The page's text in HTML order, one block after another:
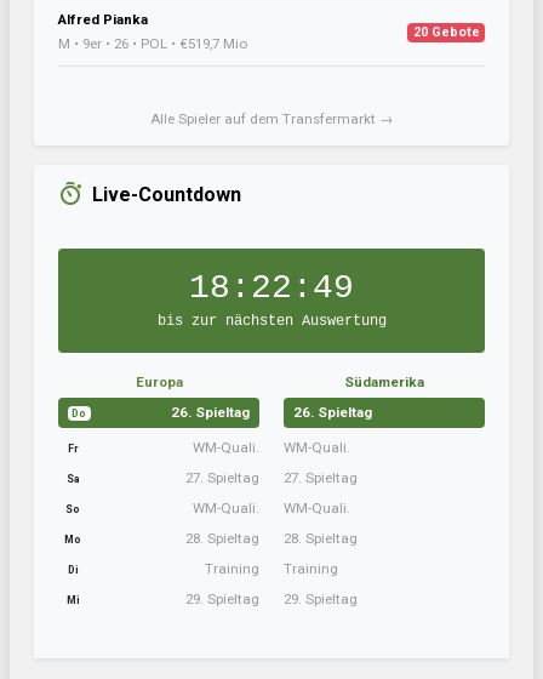
Alfred Pianka
M • 9er • 26 • POL • €519,7 Mio
20 Gebote
Alle Spieler auf dem Transfermarkt →
Live-Countdown
18:22:48
bis zur nächsten Auswertung
Europa
Do 26. Spieltag
Fr WM-Quali.
Sa 27. Spieltag
So WM-Quali.
Mo 28. Spieltag
Di Training
Mi 29. Spieltag
Südamerika
26. Spieltag
WM-Quali.
27. Spieltag
WM-Quali.
28. Spieltag
Training
29. Spieltag